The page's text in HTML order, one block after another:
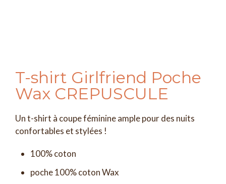
T-shirt Girlfriend Poche
Wax CREPUSCULE
Un t-shirt à coupe féminine ample pour des nuits
confortables et stylées !
100% coton
poche 100% coton Wax